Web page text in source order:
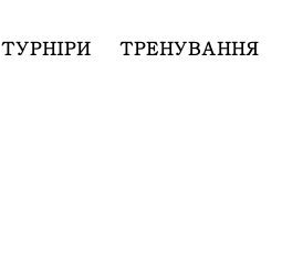
ТУРНІРИ ТРЕНУВАННЯ
дня 0-500” за 14.06.2025